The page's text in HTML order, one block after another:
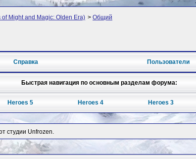
Might and Magic: Olden Era) > Общий
Справка Пользователи
Быстрая навигация по основным разделам форума:
Heroes 5 Heroes 4 Heroes 3
студии Unfrozen.